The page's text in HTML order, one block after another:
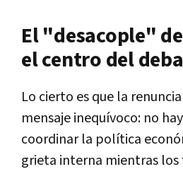
El "desacople"
el centro del
Lo cierto es que la
mensaje inequívoco: no
coordinar la política
grieta interna mientras los